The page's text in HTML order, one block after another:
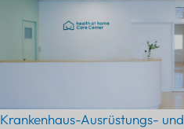
Krankenhaus-Ausrüstungs- und